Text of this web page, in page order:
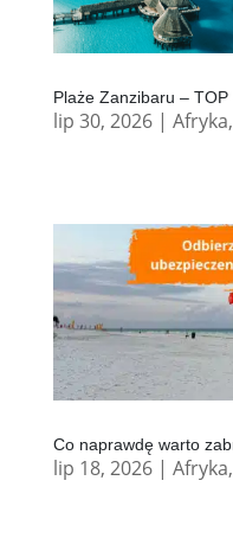
Plaże Zanzibaru – TOP
lip 30, 2026| Afryka,
Co naprawdę warto
lip 18, 2026| Afryka,